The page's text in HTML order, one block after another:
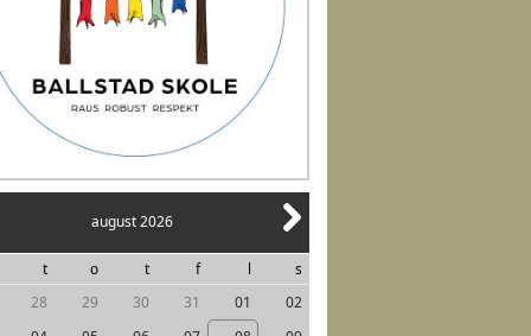
august 2026
t o t f l
s
28
29 30 31 01
02